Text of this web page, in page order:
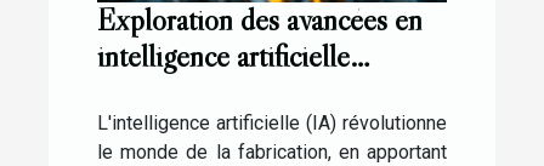
Exploration des avancées en
intelligence artificielle
outils
L'intelligence artificielle (IA) révolutionne
le monde de la fabrication, en apportant